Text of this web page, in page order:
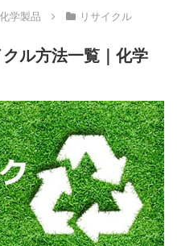
化学製品 リサイクル
ル方法一覧｜化学